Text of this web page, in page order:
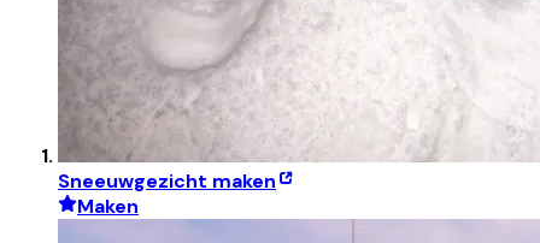
Sneeuwgezicht maken
Maken